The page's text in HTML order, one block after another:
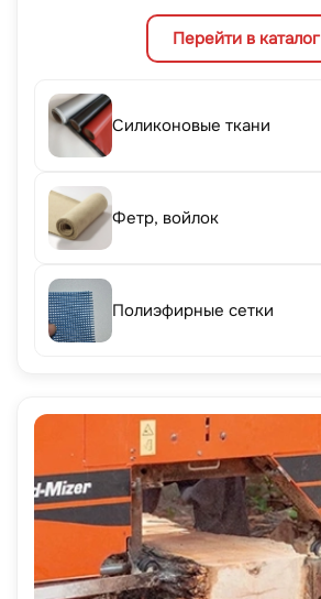
Перейти в каталог
Силиконовые ткани
Фетр, войлок
Полиэфирные сетки